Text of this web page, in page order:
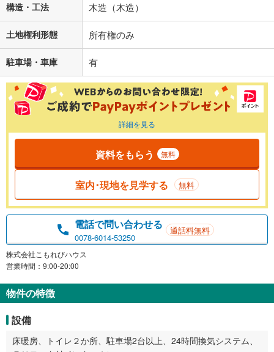
構造・工法 木造（木造）
土地権利形態 所有権のみ
駐車場・車庫 有
詳細を見る
資料をもらう 無料
室内･現地を見学する 無料
電話で問い合わせる
0078-6014-53250
通話料無料
株式会社こもれびハウス
営業時間：9:00-20:00
物件の特徴
設備
床暖房、トイレ２か所、駐車場2台以上、24時間換気システム、